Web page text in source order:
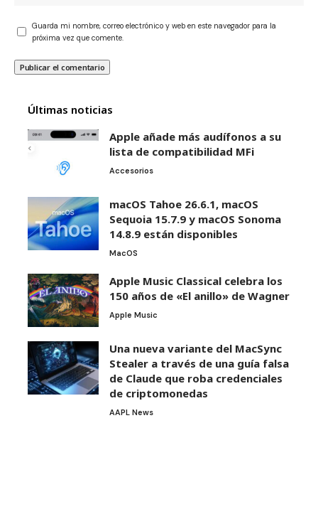
Guarda mi nombre, correo electrónico y web en este navegador para la
próxima vez que comente.
Últimas noticias
Apple añade más audífonos a su
lista de compatibilidad MFi
Accesorios
macOS Tahoe 26.6.1, macOS
Sequoia 15.7.9 y macOS Sonoma
14.8.9 están disponibles
MacOS
Apple Music Classical celebra los
150 años de «El anillo» de Wagner
Apple Music
Una nueva variante del MacSync
Stealer a través de una guía falsa
de Claude que roba credenciales
de criptomonedas
AAPL News